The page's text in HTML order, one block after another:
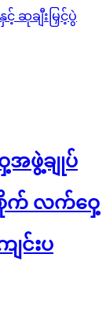
အဖွဲ့ချုပ်
န်စိုက် လက်ဝှေ့
ျင်းပ